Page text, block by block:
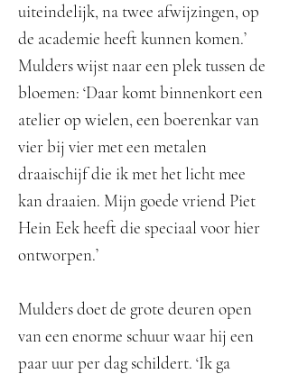
uiteindelijk, na twee afwijzingen, op
de academie heeft kunnen komen.’
Mulders wijst naar een plek tussen de
bloemen: ‘Daar komt binnenkort een
atelier op wielen, een boerenkar van
vier bij vier met een metalen
draaischijf die ik met het licht mee
kan draaien. Mijn goede vriend Piet
Hein Eek heeft die speciaal voor hier
ontworpen.’
Mulders doet de grote deuren open
van een enorme schuur waar hij een
paar uur per dag schildert. ‘Ik ga